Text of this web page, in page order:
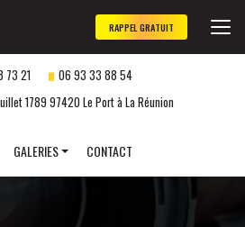
73 21
06 93 33 88 54
1789 97420 Le Port à La Réunion
GALERIES CONTACT
RAPPEL GRATUIT